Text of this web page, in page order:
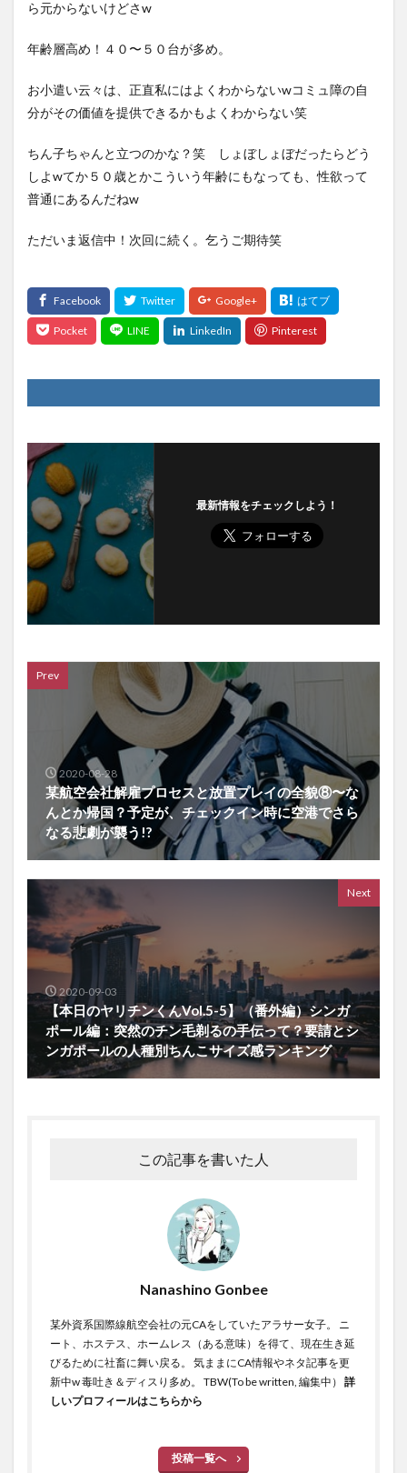
ら元からないけどさw
年齢層高め！４０〜５０台が多め。
お小遣い云々は、正直私にはよくわからないwコミュ障の自
分がその価値を提供できるかもよくわからない笑
ちん子ちゃんと立つのかな？笑 しょぼしょぼだったらどう
しよwてか５０歳とかこういう年齢にもなっても、性欲って
普通にあるんだねw
ただいま返信中！次回に続く。乞うご期待笑
最新情報をチェックしよう！
Prev
2020-08-28
某航空会社解雇プロセスと放置プレイの全貌⑧〜な
んとか帰国？予定が、チェックイン時に空港でさら
なる悲劇が襲う!?
Next
2020-09-03
【本日のヤリチンくんVol.5-5】（番外編）シンガ
ポール編：突然のチン毛剃るの手伝って？要請とシ
ンガポールの人種別ちんこサイズ感ランキング
この記事を書いた人
Nanashino Gonbee
某外資系国際線航空会社の元CAをしていたアラサー女子。 ニ
ート、ホステス、ホームレス（ある意味）を得て、現在生き延
びるために社畜に舞い戻る。 気ままにCA情報やネタ記事を更
新中w 毒吐き＆ディスり多め。 TBW(To be written, 編集中） 詳
しいプロフィールはこちらから
投稿一覧へ